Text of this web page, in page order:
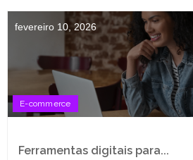
fevereiro 10, 2026
E-commerce
Ferramentas digitais para...